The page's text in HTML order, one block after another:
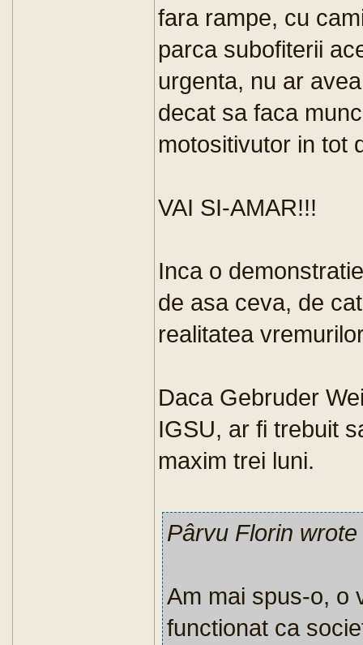
fara rampe, cu
parca subofiterii
urgenta, nu ar
decat sa faca
motositivutor in tot
VAI SI-AMAR!!!
Inca o
de asa ceva, de
realitatea
Daca Gebruder
IGSU, ar fi trebuit
maxim trei luni.
Pârvu Florin wrote
Am mai spus-o, o
functionat ca